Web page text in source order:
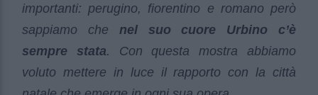
importanti: perugino, fiorentino e romano però
sappiamo che nel suo cuore Urbino c’è
sempre stata. Con questa mostra abbiamo
voluto mettere in luce il rapporto con la città